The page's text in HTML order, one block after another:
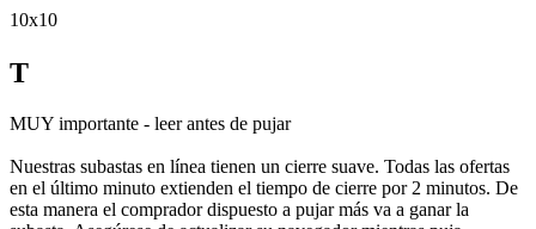
10x10
T
MUY importante - leer antes de pujar
Nuestras subastas en línea tienen un cierre suave. Todas las ofertas
en el último minuto extienden el tiempo de cierre por 2 minutos. De
esta manera el comprador dispuesto a pujar más va a ganar la